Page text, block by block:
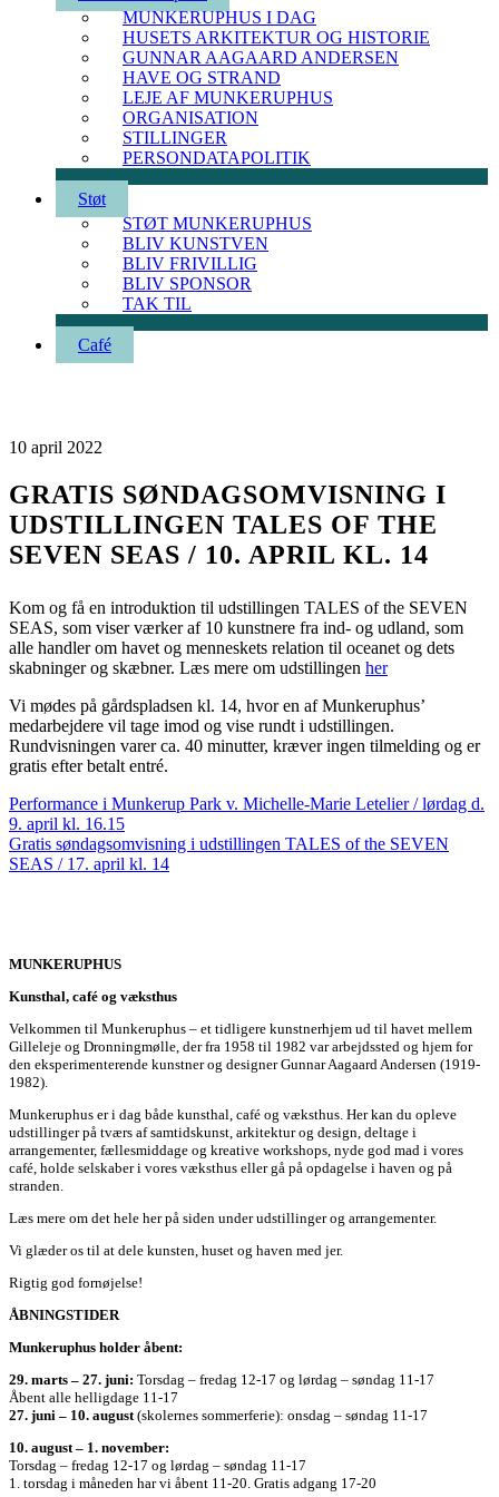
MUNKERUPHUS I DAG
HUSETS ARKITEKTUR OG HISTORIE
GUNNAR AAGAARD ANDERSEN
HAVE OG STRAND
LEJE AF MUNKERUPHUS
ORGANISATION
STILLINGER
PERSONDATAPOLITIK
Støt
STØT MUNKERUPHUS
BLIV KUNSTVEN
BLIV FRIVILLIG
BLIV SPONSOR
TAK TIL
Café
10 april 2022
GRATIS SØNDAGSOMVISNING I
UDSTILLINGEN TALES OF THE
SEVEN SEAS / 10. APRIL KL. 14
Kom og få en introduktion til udstillingen TALES of the SEVEN
SEAS, som viser værker af 10 kunstnere fra ind- og udland, som
alle handler om havet og menneskets relation til oceanet og dets
skabninger og skæbner. Læs mere om udstillingen her
Vi mødes på gårdspladsen kl. 14, hvor en af Munkeruphus’
medarbejdere vil tage imod og vise rundt i udstillingen.
Rundvisningen varer ca. 40 minutter, kræver ingen tilmelding og er
gratis efter betalt entré.
Performance i Munkerup Park v. Michelle-Marie Letelier / lørdag d.
9. april kl. 16.15
Gratis søndagsomvisning i udstillingen TALES of the SEVEN
SEAS / 17. april kl. 14
MUNKERUPHUS
Kunsthal, café og væksthus
Velkommen til Munkeruphus – et tidligere kunstnerhjem ud til havet mellem
Gilleleje og Dronningmølle, der fra 1958 til 1982 var arbejdssted og hjem for
den eksperimenterende kunstner og designer Gunnar Aagaard Andersen (1919-
1982).
Munkeruphus er i dag både kunsthal, café og væksthus. Her kan du opleve
udstillinger på tværs af samtidskunst, arkitektur og design, deltage i
arrangementer, fællesmiddage og kreative workshops, nyde god mad i vores
café, holde selskaber i vores væksthus eller gå på opdagelse i haven og på
stranden.
Læs mere om det hele her på siden under udstillinger og arrangementer.
Vi glæder os til at dele kunsten, huset og haven med jer.
Rigtig god fornøjelse!
ÅBNINGSTIDER
Munkeruphus holder åbent:
29. marts – 27. juni: Torsdag – fredag 12-17 og lørdag – søndag 11-17
Åbent alle helligdage 11-17
27. juni – 10. august (skolernes sommerferie): onsdag – søndag 11-17
10. august – 1. november:
Torsdag – fredag 12-17 og lørdag – søndag 11-17
1. torsdag i måneden har vi åbent 11-20. Gratis adgang 17-20